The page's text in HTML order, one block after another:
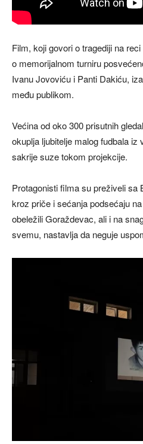
Film, koji govori o tragediji na
o memorijalnom turniru
Ivanu Jovoviću i Panti Dakiću,
među publikom.
Većina od oko 300 prisutnih
okuplja ljubitelje malog fudbala iz
sakrije suze tokom projekcije.
Protagonisti filma su preživeli sa
kroz priče i sećanja podsećaju
obeležili Goraždevac, ali i na
svemu, nastavlja da neguje